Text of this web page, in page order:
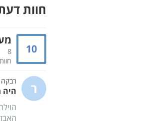
חוות
10
8
ר רבקה
היה